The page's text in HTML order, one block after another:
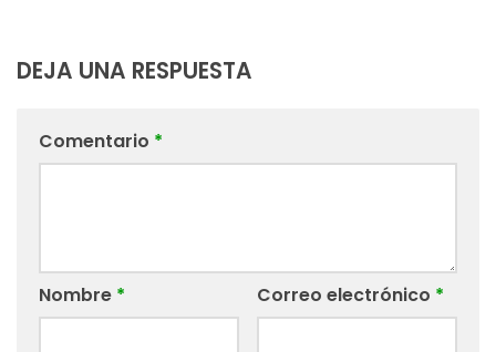
DEJA UNA RESPUESTA
Comentario *
Nombre * Correo electrónico *